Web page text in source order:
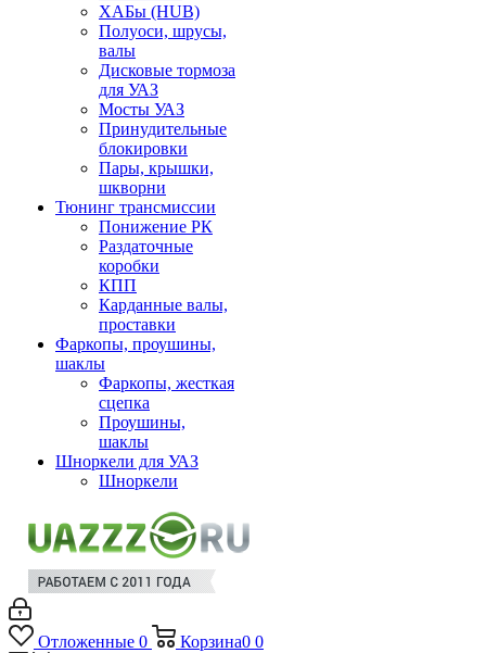
ХАБы (HUB)
Полуоси, шрусы,
валы
Дисковые тормоза
для УАЗ
Мосты УАЗ
Принудительные
блокировки
Пары, крышки,
шкворни
Тюнинг трансмиссии
Понижение РК
Раздаточные
коробки
КПП
Карданные валы,
проставки
Фаркопы, проушины,
шаклы
Фаркопы, жесткая
сцепка
Проушины,
шаклы
Шноркели для УАЗ
Шноркели
Отложенные 0 Корзина0 0